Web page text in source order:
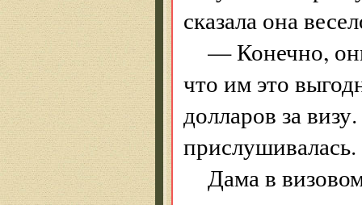
сказала она
— Конечно,
что им это
долларов за
прислушивалась.
Дама в